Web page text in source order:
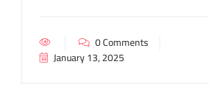
0 Comments
January 13, 2025